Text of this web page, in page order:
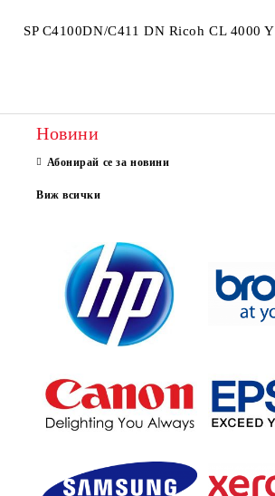
SP C4100DN/C411 DN Ricoh CL 4000 Y
Новини
Абонирай се за новини
Виж всички